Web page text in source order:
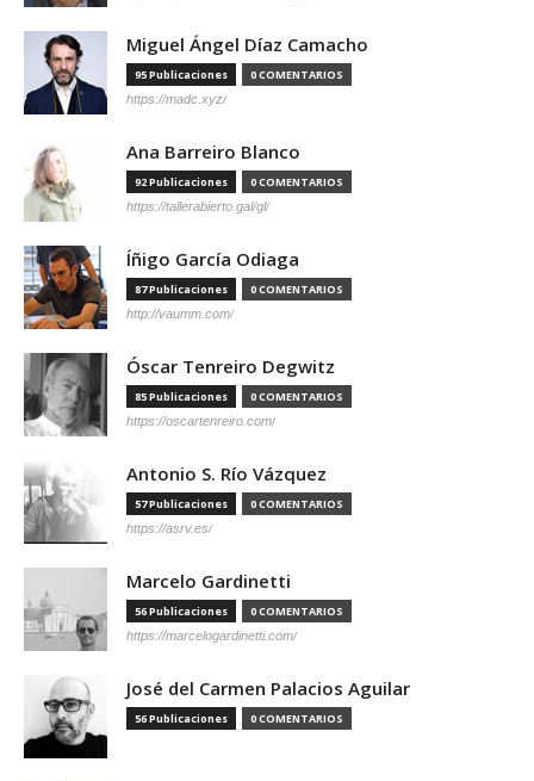
Miguel Ángel Díaz Camacho
95 Publicaciones 0 COMENTARIOS
https://madc.xyz/
Ana Barreiro Blanco
92 Publicaciones 0 COMENTARIOS
https://tallerabierto.gal/gl/
Íñigo García Odiaga
87 Publicaciones 0 COMENTARIOS
http://vaumm.com/
Óscar Tenreiro Degwitz
85 Publicaciones 0 COMENTARIOS
https://oscartenreiro.com/
Antonio S. Río Vázquez
57 Publicaciones 0 COMENTARIOS
https://asrv.es/
Marcelo Gardinetti
56 Publicaciones 0 COMENTARIOS
https://marcelogardinetti.com/
José del Carmen Palacios Aguilar
56 Publicaciones 0 COMENTARIOS